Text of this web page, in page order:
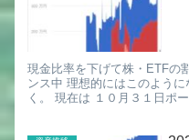
現金比率を下げて株・ETFの
ンス中 理想的にはこのよう
く。 現在は １０月３１日ポ